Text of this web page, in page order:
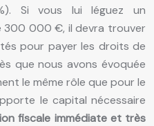
Si vous lui léguez un
300 000 €, il devra trouver
pour payer les droits de
que nous avons évoquée
le même rôle que pour le
le capital nécessaire
fiscale immédiate et très